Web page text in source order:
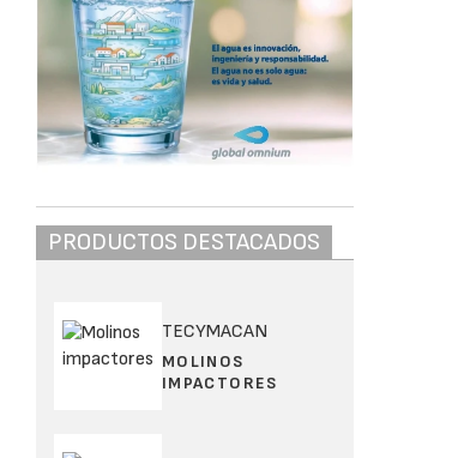
PRODUCTOS DESTACADOS
TECYMACAN
MOLINOS
IMPACTORES